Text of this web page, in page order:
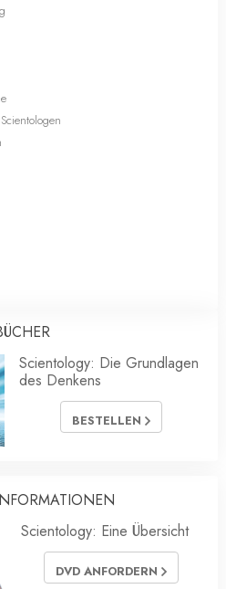
Scientology: Die Grundlagen
des Denkens
BESTELLEN
Scientology: Eine Übersicht
DVD ANFORDERN